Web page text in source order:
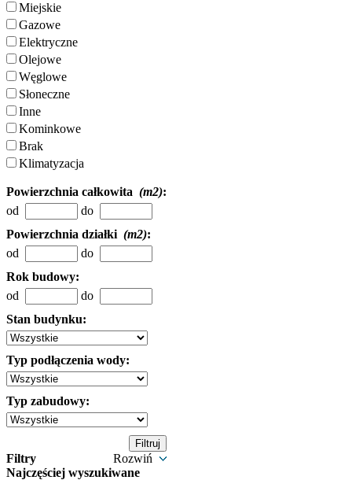
Miejskie
Gazowe
Elektryczne
Olejowe
Węglowe
Słoneczne
Inne
Kominkowe
Brak
Klimatyzacja
Powierzchnia całkowita (m2):
od
do
Powierzchnia działki (m2):
od
do
Rok budowy:
od
do
Stan budynku:
Typ podłączenia wody:
Typ zabudowy:
Filtry
Rozwiń
Najczęściej wyszukiwane